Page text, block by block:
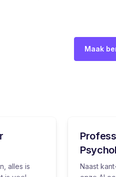
Maak
alles is
Naast